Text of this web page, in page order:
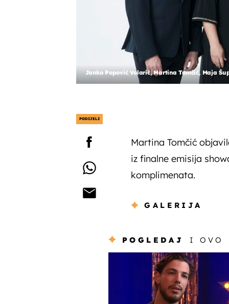
Janko Popović Volarić, Martina Tomčić, Maja
PODIJELI
Martina Tomčić
iz finalne emisija
komplimenata.
GALERIJA
POGLEDAJ I OVO